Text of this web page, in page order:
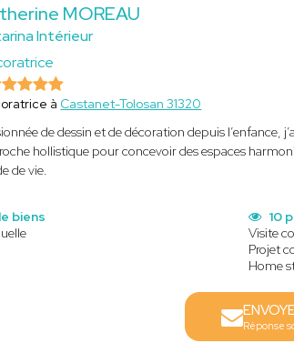
MOREAU
Intérieur
à Castanet-Tolosan 31320
de dessin et de décoration depuis l’enfance,
hollistique pour concevoir des espaces
de vie.
biens
10
Visite
Projet
Home
Réponse